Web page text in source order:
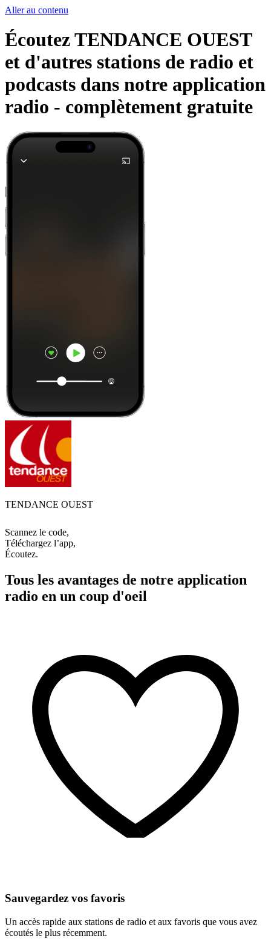
Aller au contenu
Écoutez TENDANCE OUEST
et d'autres stations de radio et
podcasts dans notre application
radio - complètement gratuite
TENDANCE OUEST
Scannez le code,
Téléchargez l’app,
Écoutez.
Tous les avantages de notre application
radio en un coup d'oeil
Sauvegardez vos favoris
Un accès rapide aux stations de radio et aux favoris que vous avez
écoutés le plus récemment.